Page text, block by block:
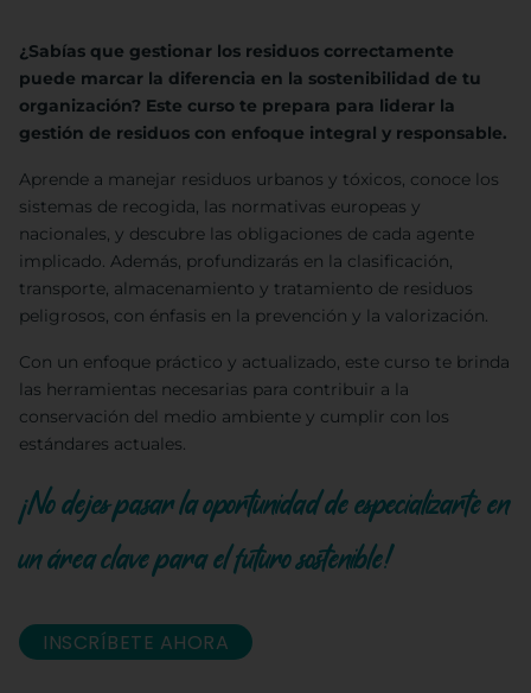
¿Sabías que gestionar los residuos correctamente
puede marcar la diferencia en la sostenibilidad de tu
organización? Este curso te prepara para liderar la
gestión de residuos con enfoque integral y responsable.
Aprende a manejar residuos urbanos y tóxicos, conoce los
sistemas de recogida, las normativas europeas y
nacionales, y descubre las obligaciones de cada agente
implicado. Además, profundizarás en la clasificación,
transporte, almacenamiento y tratamiento de residuos
peligrosos, con énfasis en la prevención y la valorización.
Con un enfoque práctico y actualizado, este curso te brinda
las herramientas necesarias para contribuir a la
conservación del medio ambiente y cumplir con los
estándares actuales.
¡No dejes pasar la oportunidad de especializarte en
un área clave para el futuro sostenible!
INSCRÍBETE AHORA